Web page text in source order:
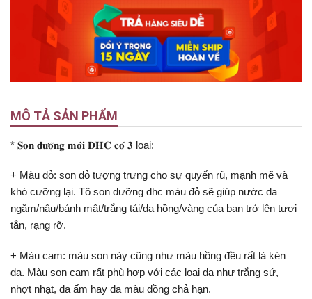
MÔ TẢ SẢN PHẨM
* 𝐒𝐨𝐧 𝐝𝐮̛𝐨̛̃𝐧𝐠 𝐦𝐨̂𝐢 𝐃𝐇𝐂 𝐜𝐨́ 𝟑 loại:
+ Màu đỏ: son đỏ tượng trưng cho sự quyến rũ, mạnh mẽ và
khó cưỡng lại. Tô son dưỡng dhc màu đỏ sẽ giúp nước da
ngăm/nâu/bánh mật/trắng tái/da hồng/vàng của bạn trở lên tươi
tắn, rạng rỡ.
+ Màu cam: màu son này cũng như màu hồng đều rất là kén
da. Màu son cam rất phù hợp với các loại da như trắng sứ,
nhợt nhạt, da ấm hay da màu đồng chả hạn.